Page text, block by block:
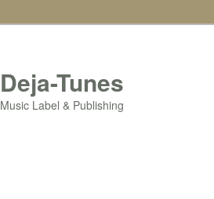
Deja-Tunes
Music Label & Publishing